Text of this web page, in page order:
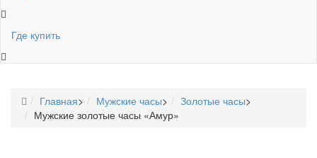
Где купить
Главная> Мужские часы> Золотые часы>
Мужские золотые часы «Амур»